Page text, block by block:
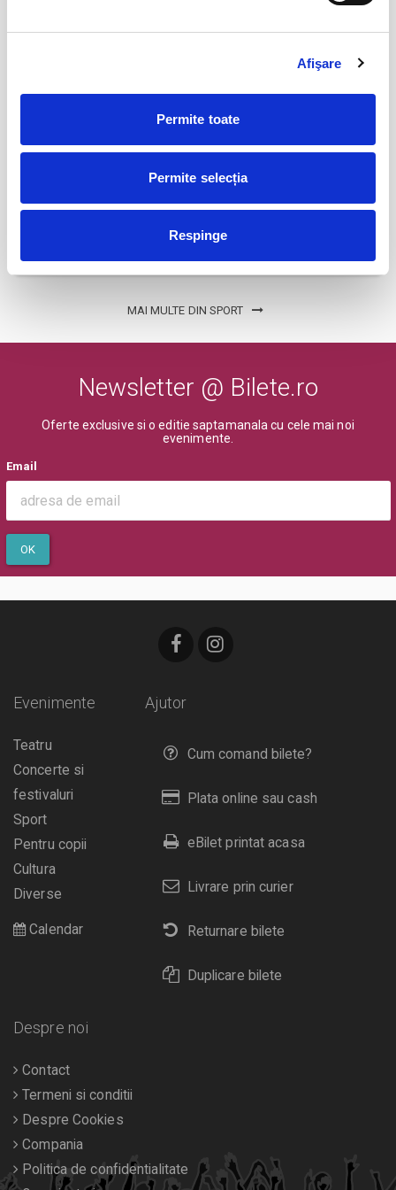
Afişare
Permite toate
Permite selecția
Respinge
Peluza - 300 lei*
Tribuna 2 - sectoarele A si C - 400 lei
Tribuna 2B - 450 lei
Family, Tribuna 1C - 1 adult + 1 copil - 600 lei
Family, Tribuna 1C - 1 adult + 2 copii - 800 lei
MAI MULTE DIN SPORT
Newsletter @ Bilete.ro
Oferte exclusive si o editie saptamanala cu cele mai noi
evenimente.
Email
OK
Ajutor
Cum comand bilete?
Plata online sau cash
eBilet printat acasa
Livrare prin curier
Returnare bilete
Duplicare bilete
Evenimente
Teatru
Concerte si
festivaluri
Sport
Pentru copii
Cultura
Diverse
Calendar
Despre noi
Contact
Termeni si conditii
Despre Cookies
Compania
Politica de confidentialitate